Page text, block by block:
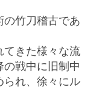
の竹刀稽古であ
てきた様々な流
戦中に旧制中
られ、徐々にル